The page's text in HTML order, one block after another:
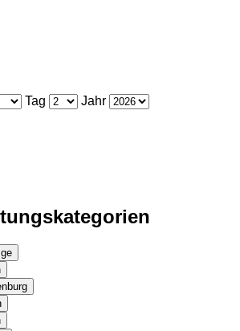
Tag Jahr